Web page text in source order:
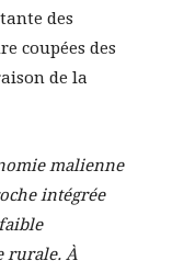
des
coupées des
de la
malienne
intégrée
rurale. À